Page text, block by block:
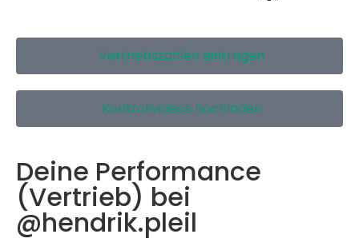
Vertriebszahlen eintragen
Kontrollvideos hochladen
Deine Performance
(Vertrieb) bei
@hendrik.pleil